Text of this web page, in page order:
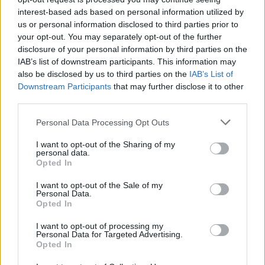
interest-based ads based on personal information utilized by
us or personal information disclosed to third parties prior to
your opt-out. You may separately opt-out of the further
disclosure of your personal information by third parties on the
IAB’s list of downstream participants. This information may
also be disclosed by us to third parties on the IAB’s List of
Downstream Participants that may further disclose it to other
Please note that this website/app uses one or more Google
not limited to your visit or usage behaviour. You may click to
grant or deny consent to Google and its third-party tags to
use your data for below specified purposes in below Google
consent section.
Personal Data Processing Opt Outs
I want to opt-out of the Sharing of my
personal data.
Opted In
I want to opt-out of the Sale of my
Personal Data.
Opted In
I want to opt-out of processing my
Personal Data for Targeted Advertising.
Opted In
A csapat öröme a megnyerte futam után:
PECCO, PECCO, PECCOOOO 🥂
#SPANISHGP #FORZADUCATI
#DUCATILENOVOTEAM@PECCOBAG
NAIA|@MOTOGP
PIC.TWITTER.COM/KBYJCBVJEZ
— DUCATI CORSE (@DUCATICORSE)